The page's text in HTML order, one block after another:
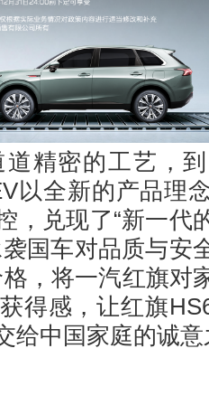
的工艺，到
以全新的产品理
，兑现了“新一代
国车对品质与安
，将一汽红旗对
得感，让红旗
给中国家庭的诚